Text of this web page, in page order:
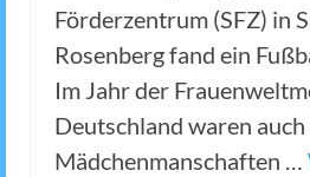
Förderzentrum (SFZ) in
Rosenberg fand ein
Im Jahr der
Deutschland waren
Mädchenmanschaften …